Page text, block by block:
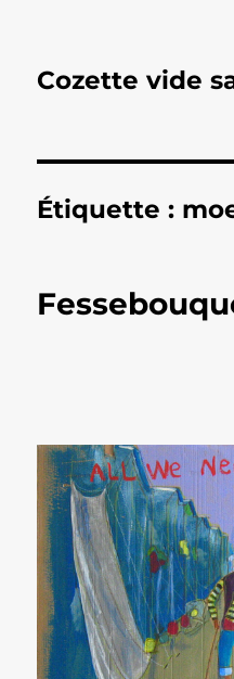
Cozette vide
Étiquette :